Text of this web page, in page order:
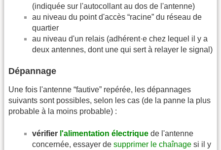
(indiquée sur l'autocollant au dos de l'antenne)
au niveau du point d'accès “racine” du réseau de
quartier
au niveau d'un relais (adhérent·e chez lequel il y a
deux antennes, dont une qui sert à relayer le signal)
Dépannage
Une fois l'antenne “fautive” repérée, les dépannages
suivants sont possibles, selon les cas (de la panne la plus
probable à la moins probable) :
vérifier l'alimentation électrique de l'antenne
concernée, essayer de supprimer le chaînage si il y